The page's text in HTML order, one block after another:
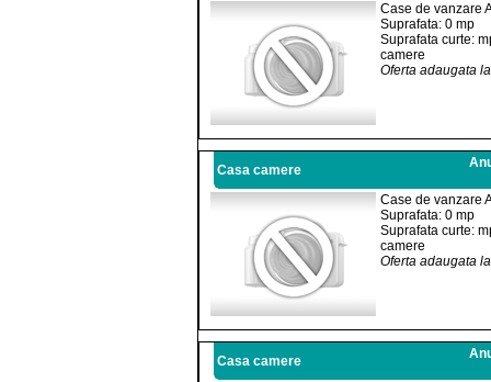
Case de vanzare
Suprafata: 0 mp
Suprafata curte:
camere
Oferta adaugata
Casa camere
Case de vanzare
Suprafata: 0 mp
Suprafata curte:
camere
Oferta adaugata
Casa camere